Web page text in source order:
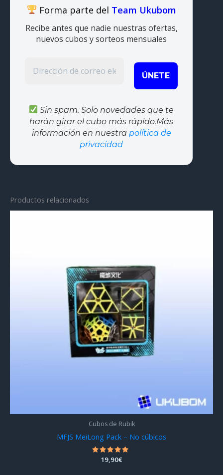
Forma parte del Team Ukubom
Recibe antes que nadie nuestras ofertas,
nuevos cubos y sorteos mensuales
Sin spam. Solo novedades que te
harán girar el cubo más rápido.Más
información en nuestra política de
privacidad
Productos relacionados
Cubos de Rubik
MFJS MeiLong Pack – No cúbicos
Valorado
con
19,90€